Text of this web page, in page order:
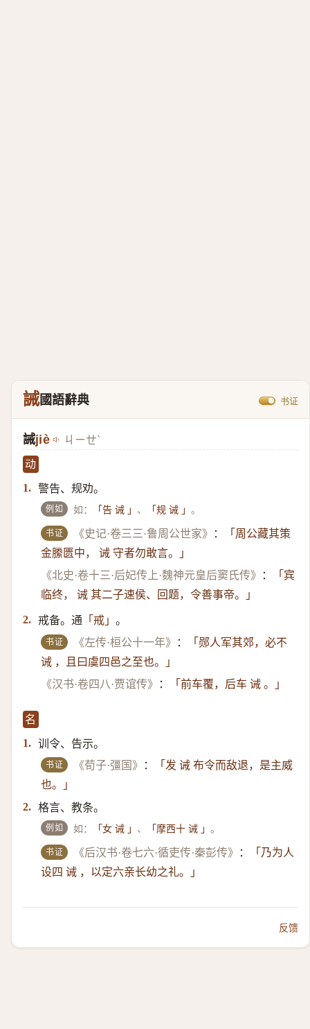
誡國語辭典 书证
誡jiè ㄐㄧㄝˋ
动
1. 警告、规劝。
例如 如： 「告 诫 」 、 「规 诫 」。
书证 《史记·卷三三·鲁周公世家》 ：
「周公藏其策
金縢匮中， 诫 守者勿敢言。」
《北史·卷十三·后妃传上·魏神元皇后窦氏传》
：
「宾
临终， 诫 其二子速侯、回题，令善事帝。」
2. 戒备。通 「戒」 。
书证 《左传·桓公十一年》 ：
「郧人军其郊，必不
诫 ，且曰虞四邑之至也。」
《汉书·卷四八·贾谊传》
： 「前车覆，后车 诫 。」
名
1. 训令、告示。
书证 《荀子·彊国》 ：
「发 诫 布令而敌退，是主威
也。」
2. 格言、教条。
例如 如： 「女 诫 」 、 「摩西十 诫 」。
书证 《后汉书·卷七六·循吏传·秦彭传》 ：
「乃为人
设四 诫 ，以定六亲长幼之礼。」
反馈